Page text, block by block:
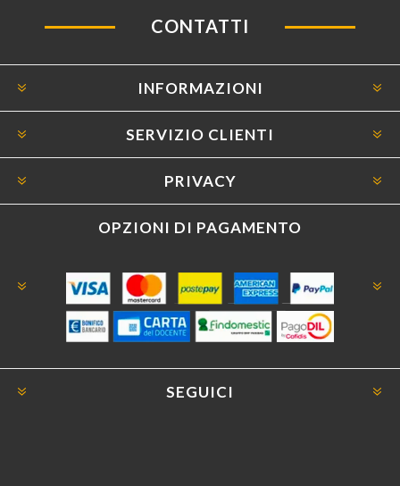
CONTATTI
INFORMAZIONI
SERVIZIO CLIENTI
PRIVACY
OPZIONI DI PAGAMENTO
SEGUICI